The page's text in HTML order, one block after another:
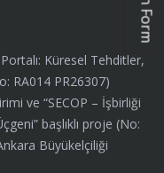
Portalı: Küresel Tehditler,
RA014 PR26307)
ve “SECOP – İşbirliği
başlıklı proje (No:
Büyükelçiliği